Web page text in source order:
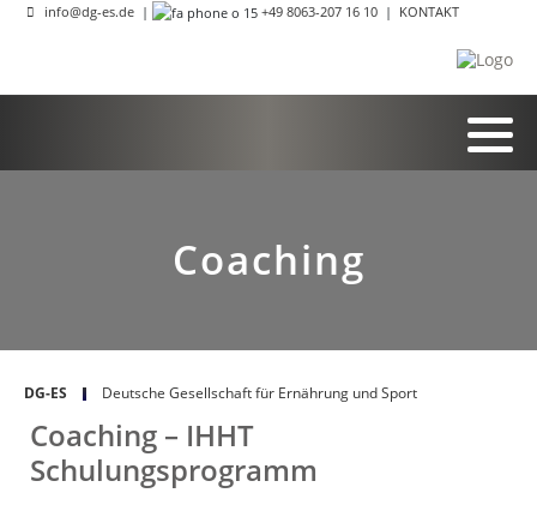
info@dg-es.de | +49 8063-207 16 10 | KONTAKT
Coaching
DG-ES Deutsche Gesellschaft für Ernährung und Sport
Coaching – IHHT
Schulungsprogramm